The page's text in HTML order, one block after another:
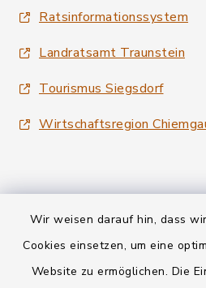
Wir weisen darauf hin, dass
Cookies einsetzen, um eine
Website zu ermöglichen. Die
Ratsinformationssystem
Landratsamt Traunstein
Tourismus Siegsdorf
Wirtschaftsregion